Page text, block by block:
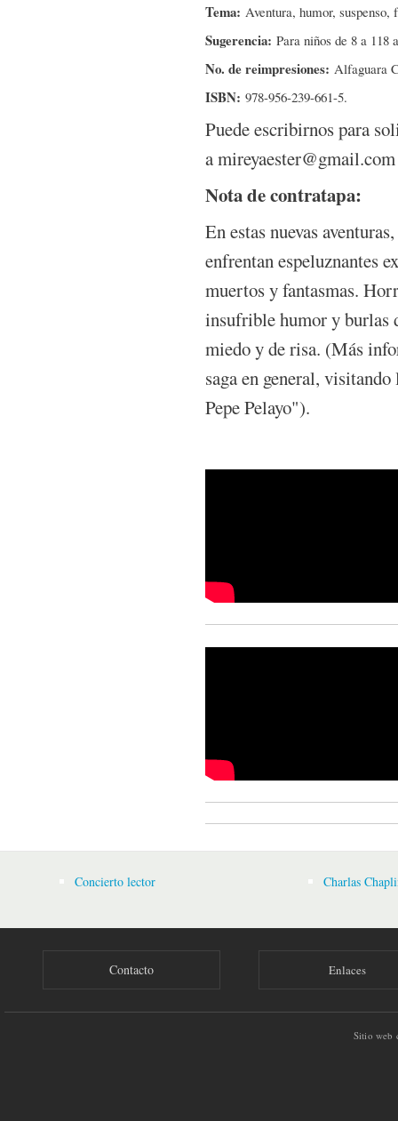
Tema: Aventura, humor,
Sugerencia: Para niños de 8 a 118
No. de reimpresiones: Alfaguara
ISBN: 978-956-239-661-5.
Puede escribirnos para
a mireyaester@gmail.com
Nota de contratapa:
En estas nuevas
enfrentan espeluznantes
muertos y fantasmas.
insufrible humor y burlas
miedo y de risa. (Más
saga en general,
Pepe Pelayo").
Concierto lector Charlas
Contacto Enlaces
Sitio web